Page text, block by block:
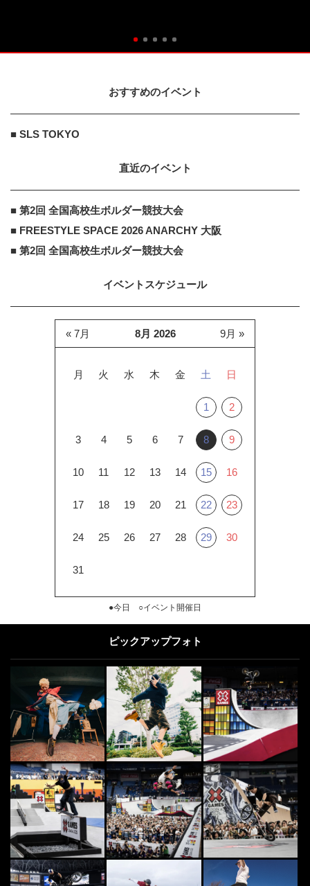
おすすめのイベント
■ SLS TOKYO
直近のイベント
■ 第2回 全国高校生ボルダー競技大会
■ FREESTYLE SPACE 2026 ANARCHY 大阪
■ 第2回 全国高校生ボルダー競技大会
イベントスケジュール
8月 2026
月 火 水 木 金 土 日
1 2
3 4 5 6 7 8 9
10 11 12 13 14 15 16
17 18 19 20 21 22 23
24 25 26 27 28 29 30
31
« 7月 9月 »
●今日 ○イベント開催日
ピックアップフォト